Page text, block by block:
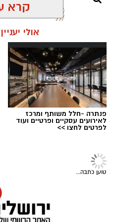
מעצרם של החשודים
וחצי מירושלים.
בזכות תגובה מהירה של
הצוות הרפואי אשר הבין
קריטית ומסכנת את חייו,
הטרגדיה שעלולה הייתה
"הילד שיחק בטאבלט
טאבלט שנועד לציורים
מערכת ירושלים נט / 09:02 05.08.26
שנה לאיחוד הבירה - סמל
קרא
אולי
פנתרה -חלל משותף ומרכז
לאירועים עסקיים ופרטיים ועוד
לפרטים לחצו >>
חדשות
בפעילות ממוקדת